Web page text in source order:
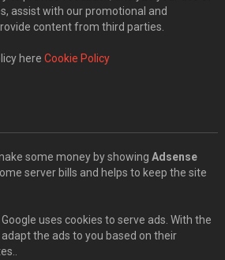
assist with our promotional and
content from third parties.
here Cookie Policy
some money by showing Adsense
server bills and helps to keep the site
uses cookies to serve ads. With the
adapt the ads to you based on their